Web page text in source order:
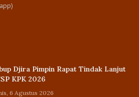
Djira Pimpin Rapat Tindak Lanjut
KPK 2026
6 Agustus 2026